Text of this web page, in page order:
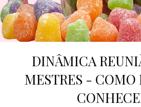
DINÂMICA
MESTRES - COMO